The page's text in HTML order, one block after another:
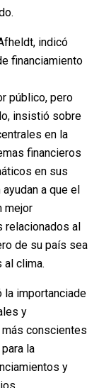
indicó
financiamiento
público, pero
insistió sobre
en la
financieros
en sus
a que el
mejor
relacionados al
de su país sea
clima.
la importanciade
y
conscientes
la
y